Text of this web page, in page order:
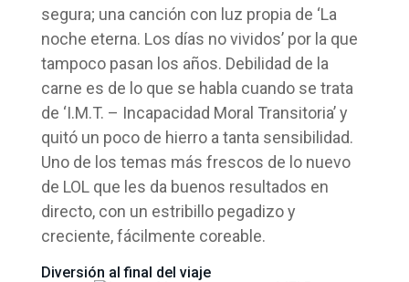
segura; una canción con luz propia de ‘La
noche eterna. Los días no vividos’ por la que
tampoco pasan los años. Debilidad de la
carne es de lo que se habla cuando se trata
de ‘I.M.T. – Incapacidad Moral Transitoria’ y
quitó un poco de hierro a tanta sensibilidad.
Uno de los temas más frescos de lo nuevo
de LOL que les da buenos resultados en
directo, con un estribillo pegadizo y
creciente, fácilmente coreable.
Diversión al final del viaje